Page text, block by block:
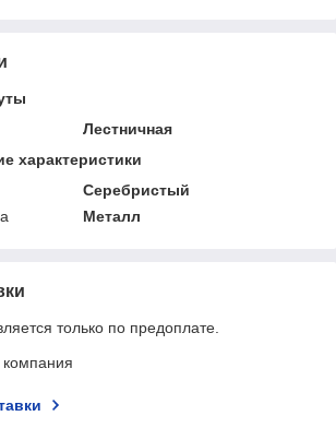
Лестничная
характеристики
Серебристый
Металл
только по предоплате.